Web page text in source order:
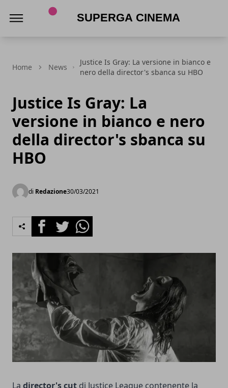
Home News
Justice Is Gray: La versione in bianco e
nero della director's sbanca su HBO
Justice Is Gray: La
versione in bianco e nero
della director's sbanca su
HBO
di Redazione30/03/2021
FacebookTwitterWhatsapp
La director's cut di Justice League contenente la